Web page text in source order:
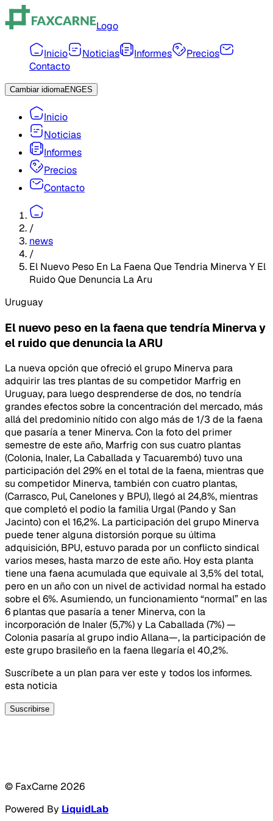
Logo
Inicio Noticias Informes
Precios
Contacto
Cambiar idiomaENGES
Inicio
Noticias
Informes
Precios
Contacto
/
news
/
El Nuevo Peso En La Faena Que Tendria Minerva Y El
Ruido Que Denuncia La Aru
Uruguay
El nuevo peso en la faena que tendría Minerva y
el ruido que denuncia la ARU
La nueva opción que ofreció el grupo Minerva para
adquirir las tres plantas de su competidor Marfrig en
Uruguay, para luego desprenderse de dos, no tendría
grandes efectos sobre la concentración del mercado, más
allá del predominio nítido con algo más de 1/3 de la faena
que pasaría a tener Minerva. Con la foto del primer
semestre de este año, Marfrig con sus cuatro plantas
(Colonia, Inaler, La Caballada y Tacuarembó) tuvo una
participación del 29% en el total de la faena, mientras que
su competidor Minerva, también con cuatro plantas,
(Carrasco, Pul, Canelones y BPU), llegó al 24,8%, mientras
que completó el podio la familia Urgal (Pando y San
Jacinto) con el 16,2%. La participación del grupo Minerva
puede tener alguna distorsión porque su última
adquisición, BPU, estuvo parada por un conflicto sindical
varios meses, hasta marzo de este año. Hoy esta planta
tiene una faena acumulada que equivale al 3,5% del total,
pero en un año con un nivel de actividad normal ha estado
sobre el 6%. Asumiendo, un funcionamiento “normal” en las
6 plantas que pasaría a tener Minerva, con la
incorporación de Inaler (5,7%) y La Caballada (7%) —
Colonia pasaría al grupo indio Allana—, la participación de
este grupo brasileño en la faena llegaría el 40,2%.
Suscríbete a un plan para ver este y todos los informes.
esta noticia
Suscribirse
© FaxCarne 2026
Powered By LiquidLab